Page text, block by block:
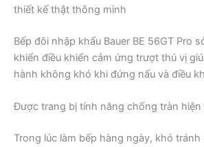
thiết kế thật thông minh
Bếp đôi nhập khẩu Bauer BE 56GT Pro
khiển điều khiển cảm ứng trượt thú vị
hành không khó khi đứng nấu và điều
Được trang bị tính năng chống tràn hiện
Trong lúc làm bếp hàng ngày, khó